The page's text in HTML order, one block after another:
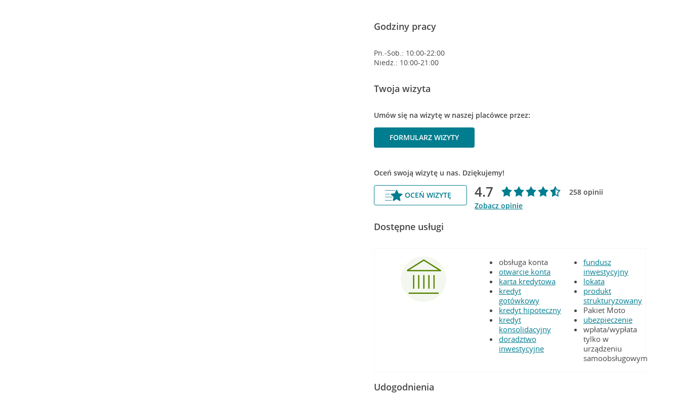
Godziny pracy
Pn.-Sob.: 10:00-22:00
Niedz.: 10:00-21:00
Twoja wizyta
Umów się na wizytę w naszej placówce przez:
FORMULARZ WIZYTY
Oceń swoją wizytę u nas. Dziękujemy!
OCEŃ WIZYTĘ 4.7
258 opinii
Zobacz opinie
Dostępne usługi
obsługa konta
otwarcie konta
karta kredytowa
kredyt
gotówkowy
kredyt hipoteczny
kredyt
konsolidacyjny
doradztwo
inwestycyjne
fundusz
inwestycyjny
lokata
produkt
strukturyzowany
Pakiet Moto
ubezpieczenie
wpłata/wypłata
tylko w
urządzeniu
samoobsługowym
Udogodnienia